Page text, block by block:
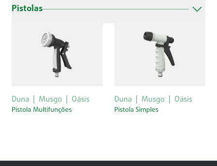
Pistolas
Duna Musgo Oásis
Pistola Multifunções
Duna Musgo Oásis
Pistola Simples